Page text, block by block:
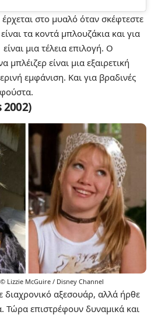
στο μυαλό όταν σκέφτεστε
τα κοντά μπλουζάκια και για
μια τέλεια επιλογή. Ο
είναι μια εξαιρετική
εμφάνιση. Και για βραδινές
2002)
© Lizzie McGuire / Disney Channel
διαχρονικό αξεσουάρ, αλλά ήρθε
Τώρα επιστρέφουν δυναμικά και